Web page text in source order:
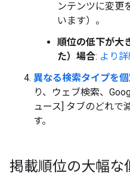
ンテンツに変更
います）。
順位の低下が大
た）場合: より
異なる検索タイプを個
り、ウェブ検索、
ュース] タブのどれで
す。
掲載順位の大幅な